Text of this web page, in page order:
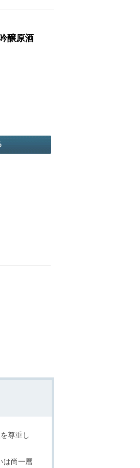
醸原酒
尊重し
は尚一層